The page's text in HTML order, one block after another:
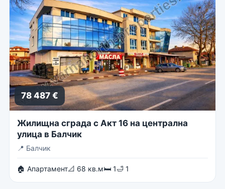
78 487 €
Жилищна сграда с Акт 16 на централна
улица в Балчик
📍 Балчик
🏠 Апартамент📐 68 кв.м🛏 1🛁 1